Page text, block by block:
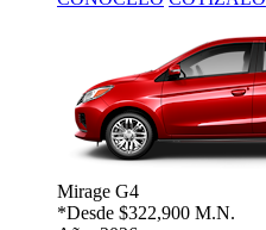
Mirage G4
*Desde $322,900 M.N.